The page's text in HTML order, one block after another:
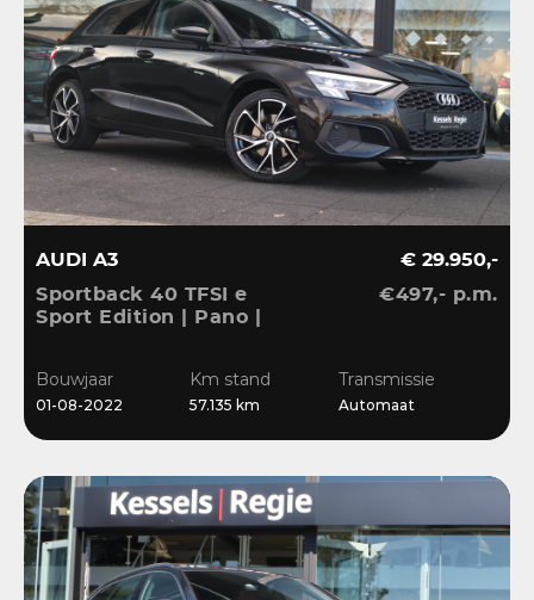
AUDI A3
Sportback 40 TFSI e
Sport Edition | Pano |
Stoelverwarming
€ 29.950,-
€497,- p.m.
Bouwjaar
01-08-2022
Km stand
57.135 km
Transmissie
Automaat